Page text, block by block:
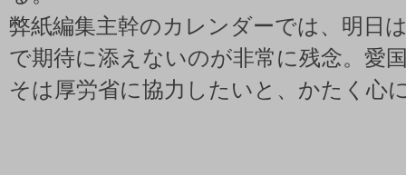
弊紙編集主幹のカレンダーでは、明日
で期待に添えないのが非常に残念。愛
そは厚労省に協力したいと、かたく心